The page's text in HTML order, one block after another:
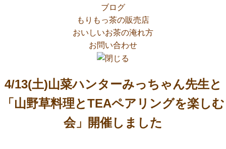
ブログ
もりもっ茶の販売店
おいしいお茶の淹れ方
お問い合わせ
4/13(土)山菜ハンターみっちゃん先生と
「山野草料理とTEAペアリングを楽しむ
会」開催しました